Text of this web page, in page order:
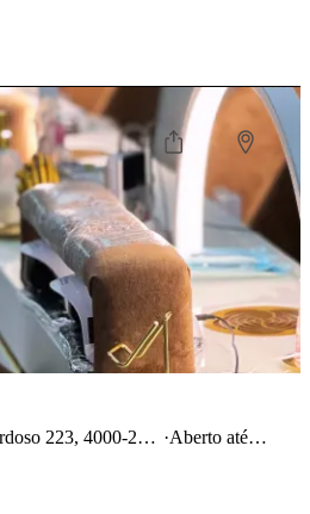
223, 4000-234 ·Aberto até